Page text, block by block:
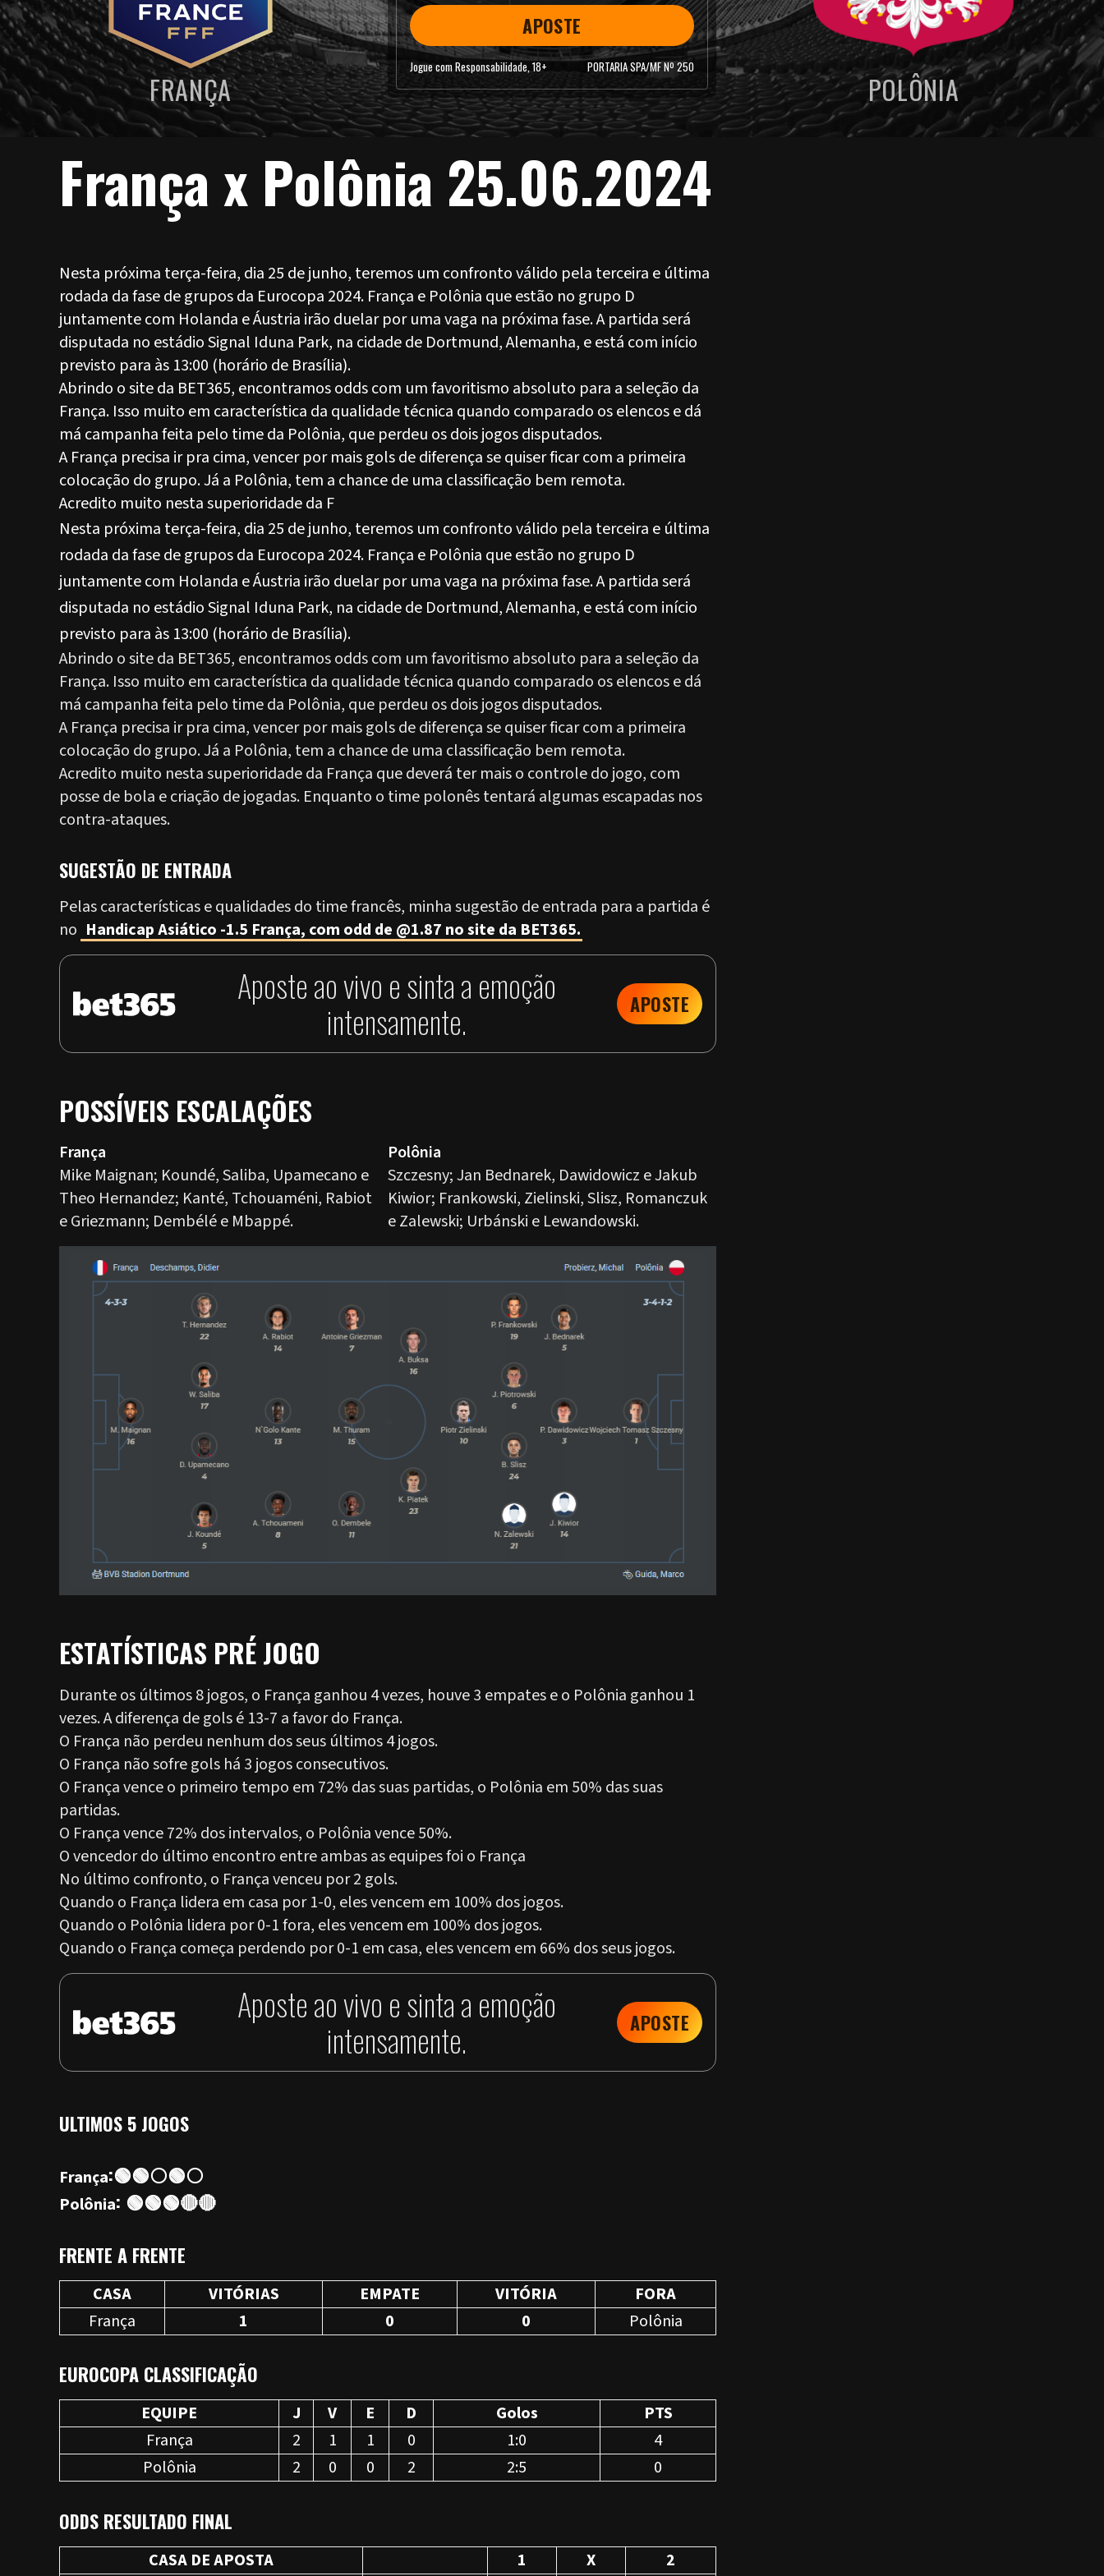
FRANÇA
APOSTE
Jogue com Responsabilidade, 18+ PORTARIA SPA/MF Nº 250
POLÔNIA
França x Polônia 25.06.2024
Nesta próxima terça-feira, dia 25 de junho, teremos um confronto válido pela terceira e última
rodada da fase de grupos da Eurocopa 2024. França e Polônia que estão no grupo D
juntamente com Holanda e Áustria irão duelar por uma vaga na próxima fase. A partida será
disputada no estádio Signal Iduna Park, na cidade de Dortmund, Alemanha, e está com início
previsto para às 13:00 (horário de Brasília).
Abrindo o site da BET365, encontramos odds com um favoritismo absoluto para a seleção da
França. Isso muito em característica da qualidade técnica quando comparado os elencos e dá
má campanha feita pelo time da Polônia, que perdeu os dois jogos disputados.
A França precisa ir pra cima, vencer por mais gols de diferença se quiser ficar com a primeira
colocação do grupo. Já a Polônia, tem a chance de uma classificação bem remota.
Acredito muito nesta superioridade da F
Nesta próxima terça-feira, dia 25 de junho, teremos um confronto válido pela terceira e última
rodada da fase de grupos da Eurocopa 2024. França e Polônia que estão no grupo D
juntamente com Holanda e Áustria irão duelar por uma vaga na próxima fase. A partida será
disputada no estádio Signal Iduna Park, na cidade de Dortmund, Alemanha, e está com início
previsto para às 13:00 (horário de Brasília).
Abrindo o site da BET365, encontramos odds com um favoritismo absoluto para a seleção da
França. Isso muito em característica da qualidade técnica quando comparado os elencos e dá
má campanha feita pelo time da Polônia, que perdeu os dois jogos disputados.
A França precisa ir pra cima, vencer por mais gols de diferença se quiser ficar com a primeira
colocação do grupo. Já a Polônia, tem a chance de uma classificação bem remota.
Acredito muito nesta superioridade da França que deverá ter mais o controle do jogo, com
posse de bola e criação de jogadas. Enquanto o time polonês tentará algumas escapadas nos
contra-ataques.
SUGESTÃO DE ENTRADA
Pelas características e qualidades do time francês, minha sugestão de entrada para a partida é
no Handicap Asiático -1.5 França, com odd de @1.87 no site da BET365.
Aposte ao vivo e sinta a emoção
intensamente.
APOSTE
POSSÍVEIS ESCALAÇÕES
França
Mike Maignan; Koundé, Saliba, Upamecano e
Theo Hernandez; Kanté, Tchouaméni, Rabiot
e Griezmann; Dembélé e Mbappé.
Polônia
Szczesny; Jan Bednarek, Dawidowicz e Jakub
Kiwior; Frankowski, Zielinski, Slisz, Romanczuk
e Zalewski; Urbánski e Lewandowski.
ESTATÍSTICAS PRÉ JOGO
Durante os últimos 8 jogos, o França ganhou 4 vezes, houve 3 empates e o Polônia ganhou 1
vezes. A diferença de gols é 13-7 a favor do França.
O França não perdeu nenhum dos seus últimos 4 jogos.
O França não sofre gols há 3 jogos consecutivos.
O França vence o primeiro tempo em 72% das suas partidas, o Polônia em 50% das suas
partidas.
O França vence 72% dos intervalos, o Polônia vence 50%.
O vencedor do último encontro entre ambas as equipes foi o França
No último confronto, o França venceu por 2 gols.
Quando o França lidera em casa por 1-0, eles vencem em 100% dos jogos.
Quando o Polônia lidera por 0-1 fora, eles vencem em 100% dos jogos.
Quando o França começa perdendo por 0-1 em casa, eles vencem em 66% dos seus jogos.
Aposte ao vivo e sinta a emoção
intensamente.
APOSTE
ULTIMOS 5 JOGOS
França:🟢🟢⚪🟢⚪
Polônia: 🟢🟢🟢🔴🔴
FRENTE A FRENTE
CASA VITÓRIAS EMPATE VITÓRIA
FORA
França
1 0 0 Polônia
EUROCOPA CLASSIFICAÇÃO
EQUIPE J V E D Golos
PTS
França
2 1 1 0 1:0
4
Polônia
2 0 0 2 2:5 0
ODDS RESULTADO FINAL
CASA DE APOSTA 1 X
2